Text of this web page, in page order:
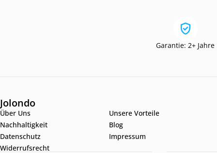
Garantie: 2+ Jahre
Jolondo
Über Uns
Unsere Vorteile
Nachhaltigkeit
Blog
Datenschutz
Impressum
Widerrufsrecht